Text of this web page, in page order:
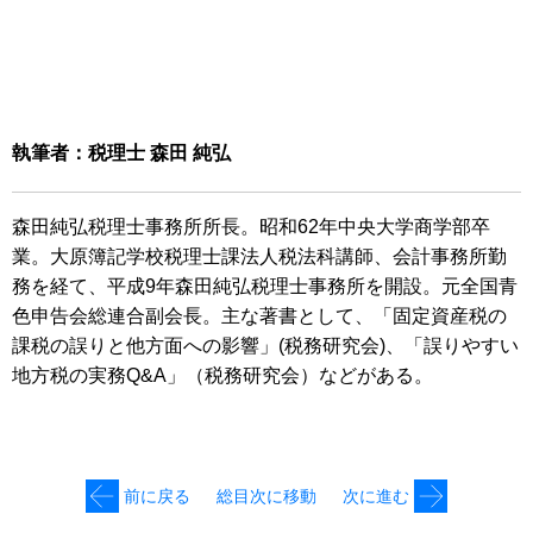
執筆者：税理士 森田 純弘
森田純弘税理士事務所所長。昭和62年中央大学商学部卒
業。大原簿記学校税理士課法人税法科講師、会計事務所勤
務を経て、平成9年森田純弘税理士事務所を開設。元全国青
色申告会総連合副会長。主な著書として、「固定資産税の
課税の誤りと他方面への影響」(税務研究会)、「誤りやすい
地方税の実務Q&A」（税務研究会）などがある。
前に戻る 総目次に移動 次に進む